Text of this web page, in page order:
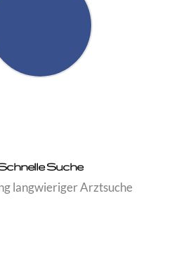
Suche
langwieriger Arztsuche